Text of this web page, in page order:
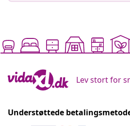
Lev stort for
Understøttede